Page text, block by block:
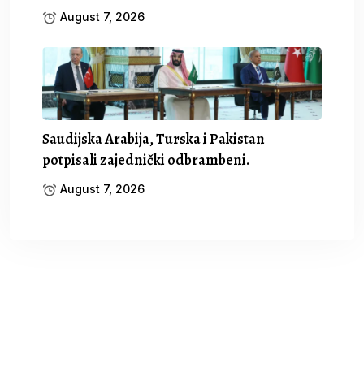
August 7, 2026
Saudijska Arabija, Turska i Pakistan
potpisali zajednički odbrambeni.
August 7, 2026